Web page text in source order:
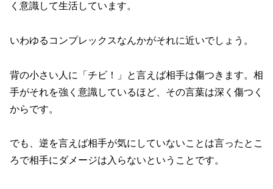
く意識して生活しています。
いわゆるコンプレックスなんかがそれに近いでしょう。
背の小さい人に「チビ！」と言えば相手は傷つきます。相
手がそれを強く意識しているほど、その言葉は深く傷つく
からです。
でも、逆を言えば相手が気にしていないことは言ったとこ
ろで相手にダメージは入らないということです。